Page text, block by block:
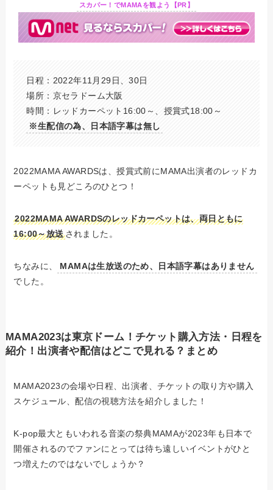
スカパー！でMAMAを観よう【PR】
日程：2022年11月29日、30日
場所：京セラドーム大阪
時間：レッドカーペット16:00～、授賞式18:00～
※生配信の為、日本語字幕は無し
2022MAMA AWARDSは、授賞式前にMAMA出演者のレッドカ
ーペットも見どころのひとつ！
2022MAMA AWARDSのレッドカーペットは、両日ともに
16:00～放送されま した。
ちなみに、
MAMAは生放送のため、日本語字幕はありません
でした。
MAMA2023は東京ドーム！チケット購入方法・日程を
紹介！出演者や配信はどこで見れる？まとめ
MAMA2023の会場や日程、出演者、チケットの取り方や購入
スケジュール、配信の視聴方法を紹介しました！
K-pop最大ともいわれる音楽の祭典MAMAが2023年も日本で
開催されるのでファンにとっては待ち遠しいイベントがひと
つ増えたのではないでしょうか？